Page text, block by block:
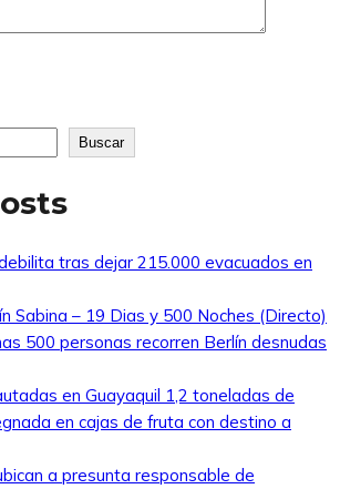
Buscar
tras dejar 215.000 evacuados en
Sabina – 19 Dias y 500 Noches (Directo)
500 personas recorren Berlín desnudas
en Guayaquil 1,2 toneladas de
en cajas de fruta con destino a
a presunta responsable de